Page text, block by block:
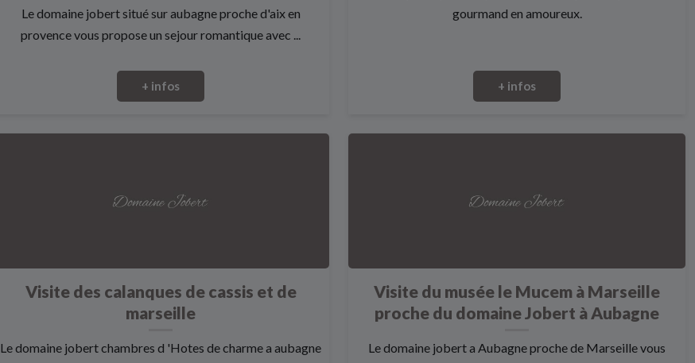
Le domaine jobert situé sur aubagne proche d'aix en
provence vous propose un sejour romantique avec ...
+ infos
gourmand en amoureux.
+ infos
Visite des calanques de cassis et de
marseille
Le domaine jobert chambres d 'Hotes de charme a aubagne
Visite du musée le Mucem à Marseille
proche du domaine Jobert à Aubagne
Le domaine jobert a Aubagne proche de Marseille vous